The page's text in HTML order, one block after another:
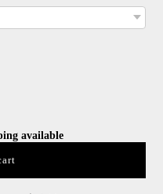
available